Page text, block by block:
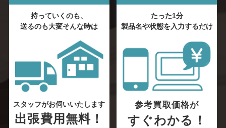
持っていくのも、
送るのも大変そんな時は
スタッフがお伺いいたします
出張費用無料！
たった1分
製品名や状態を入力するだけ
参考買取価格が
すぐわかる！